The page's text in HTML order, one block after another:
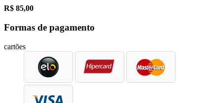
R$ 85,00
Formas de pagamento
cartões